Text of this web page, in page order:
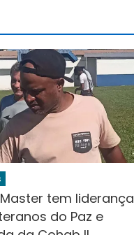
tem liderança
do Paz e